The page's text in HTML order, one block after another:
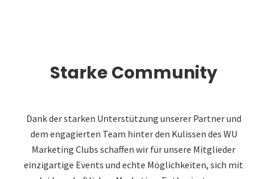
Starke Community
Dank der starken Unterstützung unserer Partner und
dem engagierten Team hinter den Kulissen des WU
Marketing Clubs schaffen wir für unsere Mitglieder
einzigartige Events und echte Möglichkeiten, sich mit